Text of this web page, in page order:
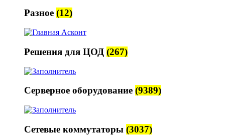
Разное (12)
Решения для ЦОД (267)
Серверное оборудование (9389)
Сетевые коммутаторы (3037)